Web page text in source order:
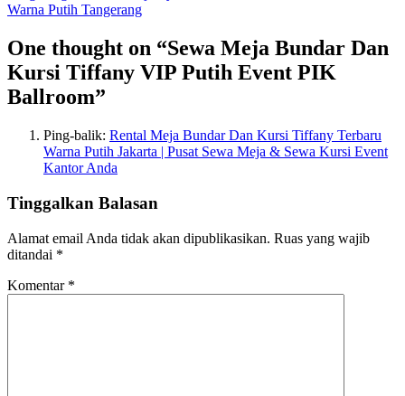
Warna Putih Tangerang
One thought on “Sewa Meja Bundar Dan
Kursi Tiffany VIP Putih Event PIK
Ballroom”
Ping-balik: Rental Meja Bundar Dan Kursi Tiffany Terbaru
Warna Putih Jakarta | Pusat Sewa Meja & Sewa Kursi Event
Kantor Anda
Tinggalkan Balasan
Alamat email Anda tidak akan dipublikasikan. Ruas yang wajib
ditandai *
Komentar *